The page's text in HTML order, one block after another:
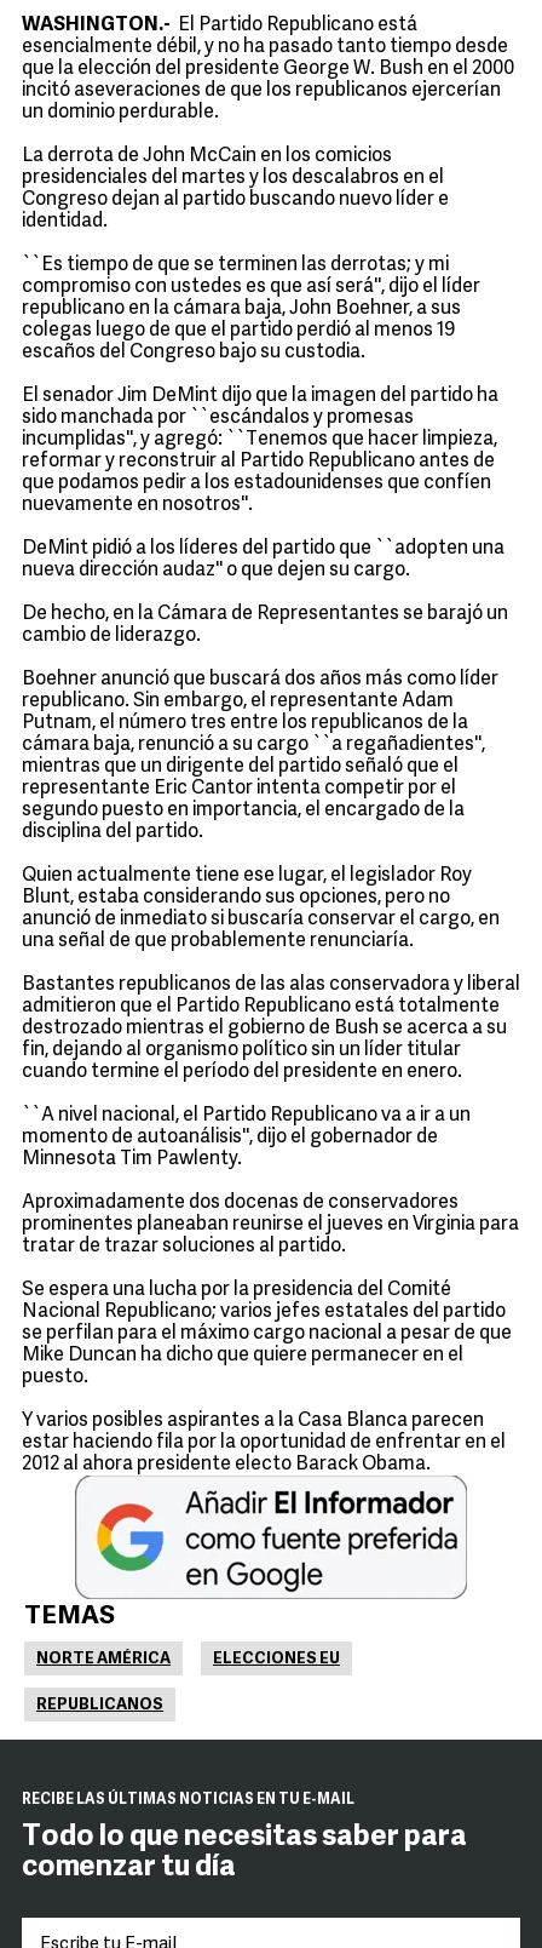
WASHINGTON.- El Partido Republicano está
esencialmente débil, y no ha pasado tanto tiempo desde
que la elección del presidente George W. Bush en el 2000
incitó aseveraciones de que los republicanos ejercerían
un dominio perdurable.
La derrota de John McCain en los comicios
presidenciales del martes y los descalabros en el
Congreso dejan al partido buscando nuevo líder e
identidad.
``Es tiempo de que se terminen las derrotas; y mi
compromiso con ustedes es que así será'', dijo el líder
republicano en la cámara baja, John Boehner, a sus
colegas luego de que el partido perdió al menos 19
escaños del Congreso bajo su custodia.
El senador Jim DeMint dijo que la imagen del partido ha
sido manchada por ``escándalos y promesas
incumplidas'', y agregó: ``Tenemos que hacer limpieza,
reformar y reconstruir al Partido Republicano antes de
que podamos pedir a los estadounidenses que confíen
nuevamente en nosotros''.
DeMint pidió a los líderes del partido que ``adopten una
nueva dirección audaz'' o que dejen su cargo.
De hecho, en la Cámara de Representantes se barajó un
cambio de liderazgo.
Boehner anunció que buscará dos años más como líder
republicano. Sin embargo, el representante Adam
Putnam, el número tres entre los republicanos de la
cámara baja, renunció a su cargo ``a regañadientes'',
mientras que un dirigente del partido señaló que el
representante Eric Cantor intenta competir por el
segundo puesto en importancia, el encargado de la
disciplina del partido.
Quien actualmente tiene ese lugar, el legislador Roy
Blunt, estaba considerando sus opciones, pero no
anunció de inmediato si buscaría conservar el cargo, en
una señal de que probablemente renunciaría.
Bastantes republicanos de las alas conservadora y liberal
admitieron que el Partido Republicano está totalmente
destrozado mientras el gobierno de Bush se acerca a su
fin, dejando al organismo político sin un líder titular
cuando termine el período del presidente en enero.
``A nivel nacional, el Partido Republicano va a ir a un
momento de autoanálisis'', dijo el gobernador de
Minnesota Tim Pawlenty.
Aproximadamente dos docenas de conservadores
prominentes planeaban reunirse el jueves en Virginia para
tratar de trazar soluciones al partido.
Se espera una lucha por la presidencia del Comité
Nacional Republicano; varios jefes estatales del partido
se perfilan para el máximo cargo nacional a pesar de que
Mike Duncan ha dicho que quiere permanecer en el
puesto.
Y varios posibles aspirantes a la Casa Blanca parecen
estar haciendo fila por la oportunidad de enfrentar en el
2012 al ahora presidente electo Barack Obama.
TEMAS
NORTE AMÉRICA ELECCIONES EU
REPUBLICANOS
RECIBE LAS ÚLTIMAS NOTICIAS EN TU E-MAIL
Todo lo que necesitas saber para
comenzar tu día